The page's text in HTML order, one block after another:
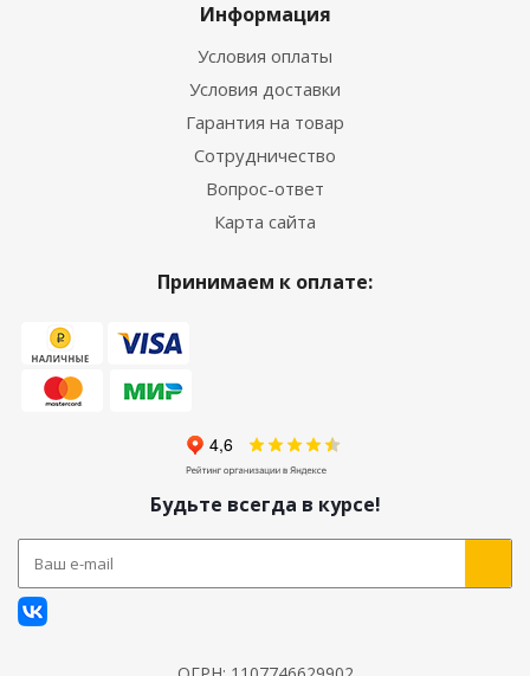
Информация
Условия оплаты
Условия доставки
Гарантия на товар
Сотрудничество
Вопрос-ответ
Карта сайта
Принимаем к оплате:
Будьте всегда в курсе!